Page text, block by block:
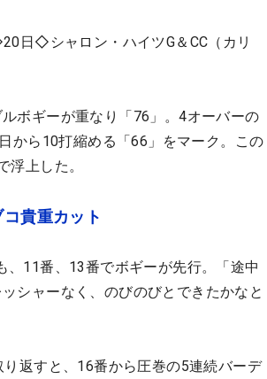
日◇シャロン・ハイツG＆CC（カリ
ボギーが重なり「76」。4オーバーの
から10打縮める「66」をマーク。この
上した。
貴重カット
11番、13番でボギーが先行。「途中
シャーなく、のびのびとできたかなと
返すと、16番から圧巻の5連続バーデ